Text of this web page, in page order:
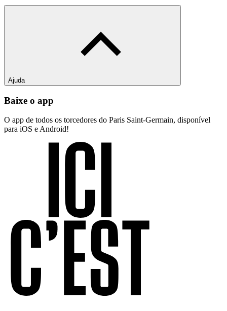
Ajuda
Baixe o app
O app de todos os torcedores do Paris Saint-Germain, disponível
para iOS e Android!